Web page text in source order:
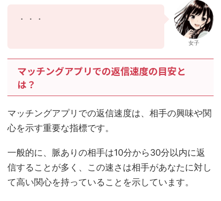
返信ペースを知ると、関係が深ま
女子
マッチングアプリでの返信速度の目安と
は？
マッチングアプリでの返信速度は、相手の興味や関
心を示す重要な指標です。
一般的に、脈ありの相手は10分から30分以内に返
信することが多く、この速さは相手があなたに対し
て高い関心を持っていることを示しています。